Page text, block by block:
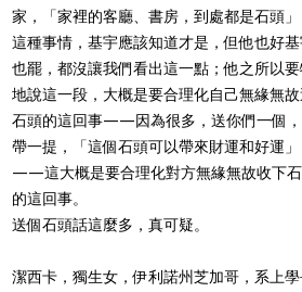
家，「家裡的客廳、書房，到處都是石頭」
這種事情，基宇應該知道才是，但他也好
也罷，都沒讓我們看出這一點；他之所以
地說這一段，大概是要合理化自己無緣無故
石頭的這回事——因為很多，送你們一個
帶一提，「這個石頭可以帶來財運和好運」
——這大概是要合理化對方無緣無故收下
的這回事。
送個石頭話這麼多，真可疑。
潔西卡，獨生女，伊利諾州芝加哥，系上